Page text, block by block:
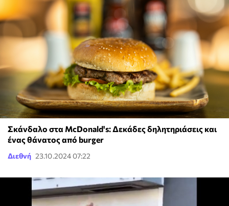
Σκάνδαλο στα McDonald's: Δεκάδες δηλητηριάσεις και
ένας θάνατος από burger
Διεθνή 23.10.2024 07:22